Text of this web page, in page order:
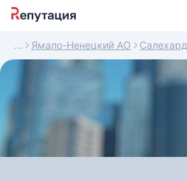
Ямало-Ненецкий АО Салехард